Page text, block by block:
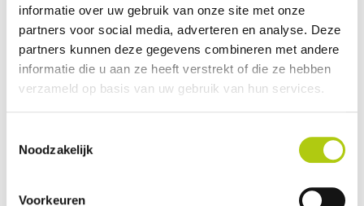
informatie over uw gebruik van onze site met onze
partners voor social media, adverteren en analyse. Deze
partners kunnen deze gegevens combineren met andere
informatie die u aan ze heeft verstrekt of die ze hebben
verzameld op basis van uw gebruik van hun services.
Noodzakelijk
Voorkeuren
Plus- en minpunten